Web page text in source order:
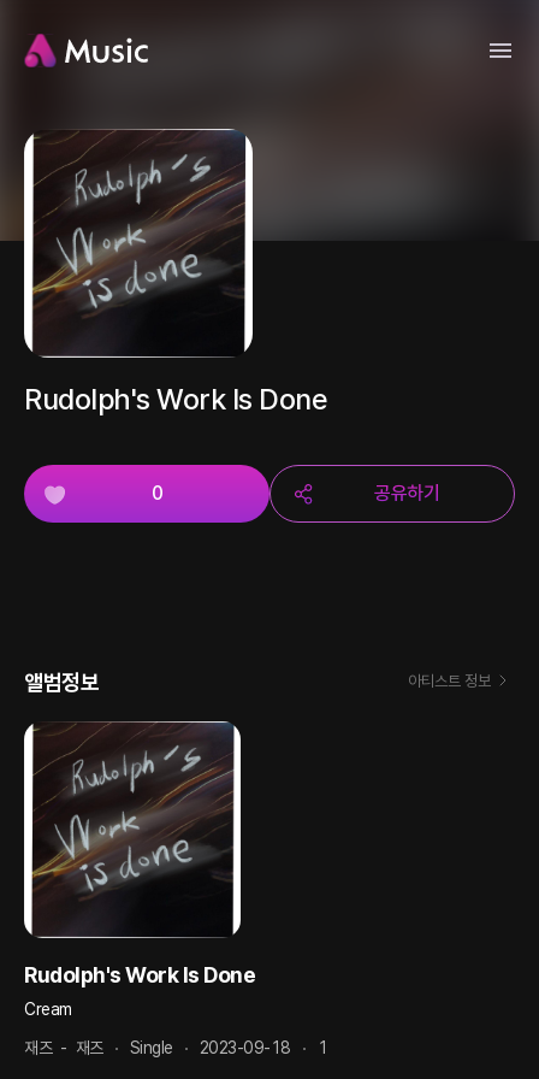
Rudolph's Work Is Done
0 공유하기
앨범정보 아티스트 정보
Rudolph's Work Is Done
Cream
재즈 - 재즈 Single 2023-09-18 1